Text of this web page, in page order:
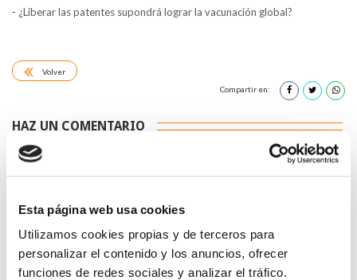
Esta página web usa cookies
Utilizamos cookies propias y de terceros para
personalizar el contenido y los anuncios, ofrecer
funciones de redes sociales y analizar el tráfico.
- ¿Liberar las patentes supondrá lograr la vacunación global?
Volver
Compartir en:
HAZ UN COMENTARIO
*Campos obligatorios